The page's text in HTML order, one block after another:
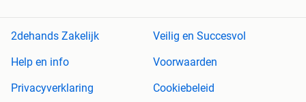
2dehands Zakelijk
Veilig en Succesvol
Help en info
Voorwaarden
Privacyverklaring
Cookiebeleid